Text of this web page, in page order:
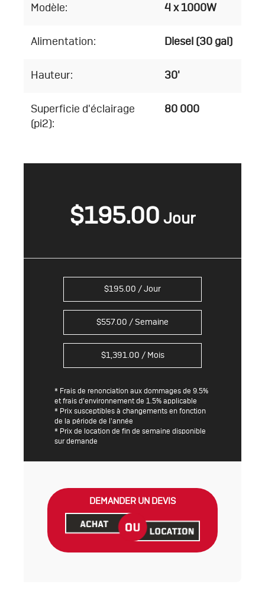
Modèle: 4 x 1000W
Alimentation: Diesel (30 gal)
Hauteur: 30'
Superficie d'éclairage
(pi2):
80 000
$195.00
$195.00 / Jour
$557.00 / Semaine
$1,391.00 / Mois
* Frais de renonciation aux dommages de 9.5%
et frais d’environnement de 1.5% applicable
* Prix susceptibles à changements en fonction
de la période de l'année
* Prix de location de fin de semaine disponible
sur demande
DEMANDER UN DEVIS